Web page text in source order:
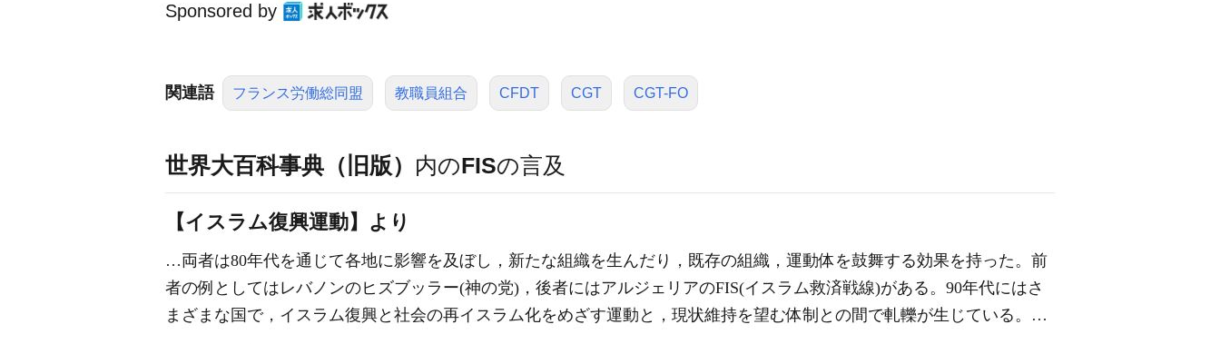
Sponsored by
関連語 フランス労働総同盟 教職員組合 CFDT CGT CGT-FO
世界大百科事典（旧版） 内のFISの言及
【イスラム復興運動】より
…両者は80年代を通じて各地に影響を及ぼし，新たな組織を生んだり，既存の組織，運動体を鼓舞する効果を持った。前
者の例としてはレバノンのヒズブッラー(神の党)，後者にはアルジェリアのFIS(イスラム救済戦線)がある。90年代にはさ
まざまな国で，イスラム復興と社会の再イスラム化をめざす運動と，現状維持を望む体制との間で軋轢が生じている。…